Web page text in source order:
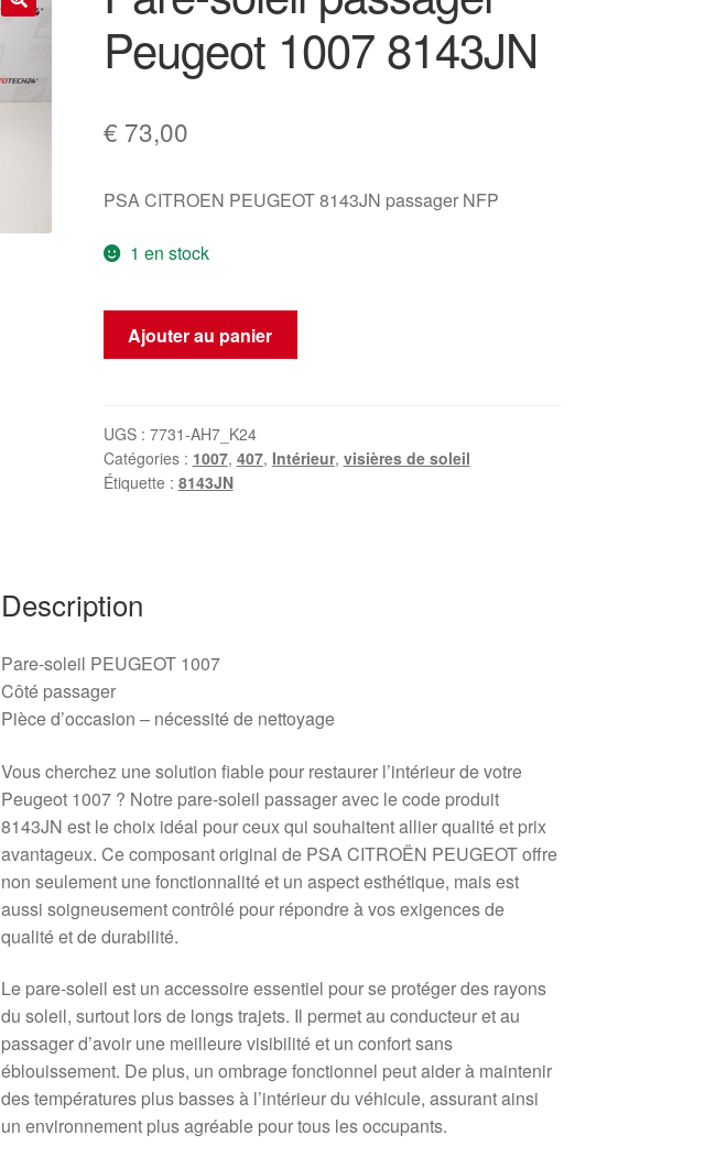
Peugeot 1007 8143JN
€ 73,00
PSA CITROEN PEUGEOT 8143JN passager NFP
1 en stock
quantité
passager
Peugeot
1007
Ajouter au panier
UGS : 7731-AH7_K24
Catégories : 1007, 407, Intérieur, visières de soleil
Étiquette : 8143JN
Description
Pare-soleil PEUGEOT 1007
Côté passager
Pièce d’occasion – nécessité de nettoyage
Vous cherchez une solution fiable pour restaurer l’intérieur de votre
Peugeot 1007 ? Notre pare-soleil passager avec le code produit
8143JN est le choix idéal pour ceux qui souhaitent allier qualité et prix
avantageux. Ce composant original de PSA CITROËN PEUGEOT offre
non seulement une fonctionnalité et un aspect esthétique, mais est
aussi soigneusement contrôlé pour répondre à vos exigences de
qualité et de durabilité.
Le pare-soleil est un accessoire essentiel pour se protéger des rayons
du soleil, surtout lors de longs trajets. Il permet au conducteur et au
passager d’avoir une meilleure visibilité et un confort sans
éblouissement. De plus, un ombrage fonctionnel peut aider à maintenir
des températures plus basses à l’intérieur du véhicule, assurant ainsi
un environnement plus agréable pour tous les occupants.